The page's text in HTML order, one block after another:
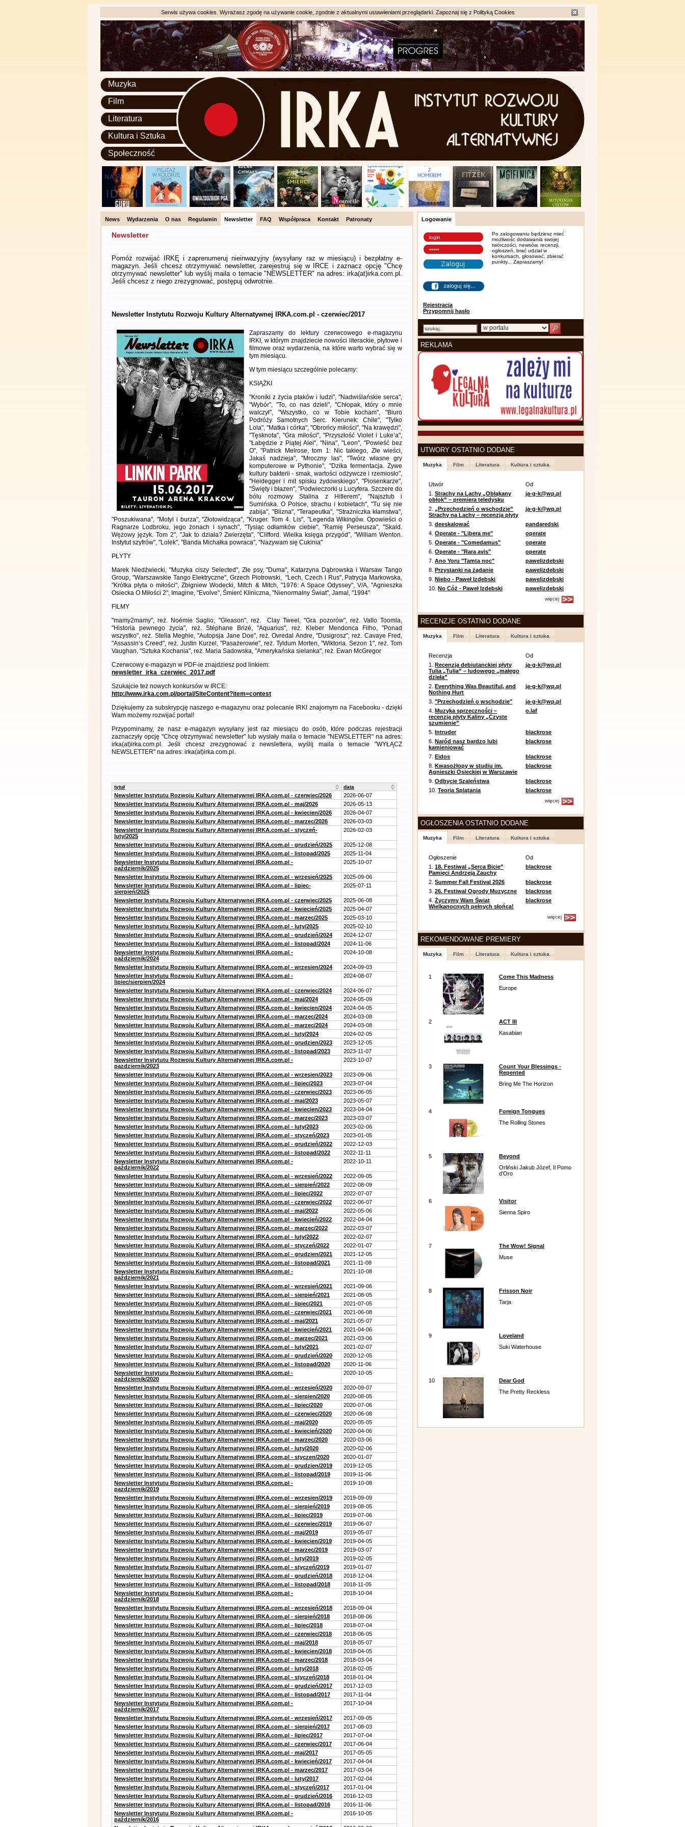
Serwis używa cookies. Wyrażasz zgodę na używanie cookie, zgodnie z aktualnymi ustawieniami przeglądarki. Zapoznaj się z Polityką Cookies
Muzyka
Film
Literatura
Kultura i Sztuka
Społeczność
News Wydarzenia O nas Regulamin Newsletter FAQ Współpraca Kontakt Patronaty
Newsletter
Pomóż rozwijać IRKĘ i zaprenumeruj nieinwazyjny (wysyłany raz w miesiącu) i bezpłatny e-
magazyn. Jeśli chcesz otrzymywać newsletter, zarejestruj się w IRCE i zaznacz opcję "Chcę
otrzymywać newsletter" lub wyślij maila o temacie "NEWSLETTER" na adres: irka(at)irka.com.pl.
Jeśli chcesz z niego zrezygnować, postępuj odwrotnie.
Newsletter Instytutu Rozwoju Kultury Alternatywnej IRKA.com.pl - czerwiec/2017
Zapraszamy do lektury czerwcowego e-magazynu
IRKI, w którym znajdziecie nowości literackie, płytowe i
filmowe oraz wydarzenia, na które warto wybrać się w
tym miesiącu.
W tym miesiącu szczególnie polecamy:
KSIĄŻKI
"Kroniki z życia ptaków i ludzi", "Nadwiślańskie serca",
"Wybór", "To, co nas dzieli", "Chłopak, który o mnie
walczył", "Wszystko, co w Tobie kocham", "Biuro
Podróży Samotnych Serc. Kierunek: Chile", "Tylko
Lola", "Matka i córka", "Obrońcy miłości", "Na krawędzi",
"Tęsknota", "Gra miłości", "Przyszłość Violet i Luke’a",
"Łabędzie z Piątej Alei", "Nina", "Leon", "Powieść bez
O", "Patrick Melrose, tom 1: Nic takiego, Złe wieści,
Jakaś nadzieja", "Mroczny las", "Twórz własne gry
komputerowe w Pythonie", "Dzika fermentacja. Żywe
kultury bakterii - smak, wartości odżywcze i rzemiosło",
"Heidegger i mit spisku żydowskiego", "Piosenkarze",
"Święty i błazen", "Podwieczorki u Lucyfera. Szczere do
bólu rozmowy Stalina z Hitlerem", "Najsztub i
Sumińska. O Polsce, strachu i kobietach", "Tu się nie
zabija", "Blizna", "Terapeutka", "Strażniczka kłamstwa",
"Poszukiwana", "Motyl i burza", "Złotowidząca", "Kruger. Tom 4. Lis", "Legenda Wikingów. Opowieści o
Ragnarze Lodbroku, jego żonach i synach", "Tysiąc odłamków ciebie", "Ramię Perseusza", "Skald.
Wężowy język. Tom 2", "Jak to działa? Zwierzęta", "Clifford. Wielka księga przygód", "William Wenton.
Instytut szyfrów", "Lolek", "Banda Michałka powraca", "Nazywam się Cukinia"
PŁYTY
Marek Niedźwiecki, "Muzyka ciszy Selected", Złe psy, "Duma", Katarzyna Dąbrowska i Warsaw Tango
Group, "Warszawskie Tango Elektryczne", Grzech Piotrowski, "Lech, Czech i Rus", Patrycja Markowska,
"Krótka płyta o miłości", Zbigniew Wodecki, Mitch & Mitch, "1976: A Space Odyssey", V/A, "Agnieszka
Osiecka O Miłości 2", Imagine, "Evolve", Śmierć Kliniczna, "Nienormalny Świat", Jamal, "1994"
FILMY
"mamy2mamy", reż. Noémie Saglio, "Gleason", reż. Clay Tweel, "Gra pozorów", reż. Vallo Toomla,
"Historia pewnego życia", reż. Stéphane Brizé, "Aquarius", reż. Kleber Mendonca Filho, "Ponad
wszystko", reż. Stella Meghie, "Autopsja Jane Doe", reż. Ovredal Andre, "Dusigrosz", reż. Cavaye Fred,
"Assassin’s Creed", reż. Justin Kurzel, "Pasażerowie", reż. Tyldum Morten, "Wiktoria. Sezon 1", reż. Tom
Vaughan, "Sztuka Kochania", reż. Maria Sadowska, "Amerykańska sielanka", reż. Ewan McGregor
Czerwcowy e-magazyn w PDF-ie znajdziesz pod linkiem:
newsletter_irka_czerwiec_2017.pdf
Szukajcie też nowych konkursów w IRCE:
http://www.irka.com.pl/portal/SiteContent?item=contest
Dziękujemy za subskrypcję naszego e-magazynu oraz polecanie IRKI znajomym na Facebooku - dzięki
Wam możemy rozwijać portal!
Przypominamy, że nasz e-magazyn wysyłany jest raz miesiącu do osób, które podczas rejestracji
zaznaczyły opcję "Chcę otrzymywać newsletter" lub wysłały maila o temacie "NEWSLETTER" na adres:
irka(at)irka.com.pl. Jeśli chcesz zrezygnować z newslettera, wyślij maila o temacie "WYŁĄCZ
NEWSLETTER" na adres: irka(at)irka.com.pl.
tytuł data
Newsletter Instytutu Rozwoju Kultury Alternatywnej IRKA.com.pl - czerwiec/2026
2026-06-07
Newsletter Instytutu Rozwoju Kultury Alternatywnej IRKA.com.pl - maj/2026
2026-05-13
Newsletter Instytutu Rozwoju Kultury Alternatywnej IRKA.com.pl - kwiecien/2026
2026-04-07
Newsletter Instytutu Rozwoju Kultury Alternatywnej IRKA.com.pl - marzec/2026
2026-03-03
Newsletter Instytutu Rozwoju Kultury Alternatywnej IRKA.com.pl - styczeń-
luty/2025
2026-02-03
Newsletter Instytutu Rozwoju Kultury Alternatywnej IRKA.com.pl - grudzień/2025
2025-12-08
Newsletter Instytutu Rozwoju Kultury Alternatywnej IRKA.com.pl - listopad/2025
2025-11-04
Newsletter Instytutu Rozwoju Kultury Alternatywnej IRKA.com.pl -
październik/2025
2025-10-07
Newsletter Instytutu Rozwoju Kultury Alternatywnej IRKA.com.pl - wrzesień/2025
2025-09-06
Newsletter Instytutu Rozwoju Kultury Alternatywnej IRKA.com.pl - lipiec-
sierpień/2025
2025-07-11
Newsletter Instytutu Rozwoju Kultury Alternatywnej IRKA.com.pl - czerwiec/2025
2025-06-08
Newsletter Instytutu Rozwoju Kultury Alternatywnej IRKA.com.pl - kwiecień/2025
2025-04-07
Newsletter Instytutu Rozwoju Kultury Alternatywnej IRKA.com.pl - marzec/2025
2025-03-10
Newsletter Instytutu Rozwoju Kultury Alternatywnej IRKA.com.pl - luty/2025
2025-02-10
Newsletter Instytutu Rozwoju Kultury Alternatywnej IRKA.com.pl - grudzień/2024
2024-12-07
Newsletter Instytutu Rozwoju Kultury Alternatywnej IRKA.com.pl - listopad/2024
2024-11-06
Newsletter Instytutu Rozwoju Kultury Alternatywnej IRKA.com.pl -
październik/2024
2024-10-08
Newsletter Instytutu Rozwoju Kultury Alternatywnej IRKA.com.pl - wrzesien/2024
2024-09-03
Newsletter Instytutu Rozwoju Kultury Alternatywnej IRKA.com.pl -
lipiec/sierpien/2024
2024-08-07
Newsletter Instytutu Rozwoju Kultury Alternatywnej IRKA.com.pl - czerwiec/2024
2024-06-07
Newsletter Instytutu Rozwoju Kultury Alternatywnej IRKA.com.pl - maj/2024
2024-05-09
Newsletter Instytutu Rozwoju Kultury Alternatywnej IRKA.com.pl - kwiecien/2024
2024-04-05
Newsletter Instytutu Rozwoju Kultury Alternatywnej IRKA.com.pl - marzec/2024
2024-03-08
Newsletter Instytutu Rozwoju Kultury Alternatywnej IRKA.com.pl - marzec/2024
2024-03-08
Newsletter Instytutu Rozwoju Kultury Alternatywnej IRKA.com.pl - luty/2024
2024-02-05
Newsletter Instytutu Rozwoju Kultury Alternatywnej IRKA.com.pl - grudzien/2023
2023-12-05
Newsletter Instytutu Rozwoju Kultury Alternatywnej IRKA.com.pl - listopad/2023
2023-11-07
Newsletter Instytutu Rozwoju Kultury Alternatywnej IRKA.com.pl -
pazdziernik/2023
2023-10-07
Newsletter Instytutu Rozwoju Kultury Alternatywnej IRKA.com.pl - wrzesien/2023
2023-09-06
Newsletter Instytutu Rozwoju Kultury Alternatywnej IRKA.com.pl - lipiec/2023
2023-07-04
Newsletter Instytutu Rozwoju Kultury Alternatywnej IRKA.com.pl - czerwiec/2023
2023-06-05
Newsletter Instytutu Rozwoju Kultury Alternatywnej IRKA.com.pl - maj/2023
2023-05-07
Newsletter Instytutu Rozwoju Kultury Alternatywnej IRKA.com.pl - kwiecien/2023
2023-04-04
Newsletter Instytutu Rozwoju Kultury Alternatywnej IRKA.com.pl - marzec/2023
2023-03-07
Newsletter Instytutu Rozwoju Kultury Alternatywnej IRKA.com.pl - luty/2023
2023-02-06
Newsletter Instytutu Rozwoju Kultury Alternatywnej IRKA.com.pl - styczeń/2023
2023-01-05
Newsletter Instytutu Rozwoju Kultury Alternatywnej IRKA.com.pl - grudzień/2022
2022-12-03
Newsletter Instytutu Rozwoju Kultury Alternatywnej IRKA.com.pl - listopad/2022
2022-11-11
Newsletter Instytutu Rozwoju Kultury Alternatywnej IRKA.com.pl -
październik/2022
2022-10-11
Newsletter Instytutu Rozwoju Kultury Alternatywnej IRKA.com.pl - wrzesień/2022
2022-09-05
Newsletter Instytutu Rozwoju Kultury Alternatywnej IRKA.com.pl - sierpień/2022
2022-08-09
Newsletter Instytutu Rozwoju Kultury Alternatywnej IRKA.com.pl - lipiec/2022
2022-07-07
Newsletter Instytutu Rozwoju Kultury Alternatywnej IRKA.com.pl - czerwiec/2022
2022-06-07
Newsletter Instytutu Rozwoju Kultury Alternatywnej IRKA.com.pl - maj/2022
2022-05-06
Newsletter Instytutu Rozwoju Kultury Alternatywnej IRKA.com.pl - kwiecień/2022
2022-04-04
Newsletter Instytutu Rozwoju Kultury Alternatywnej IRKA.com.pl - marzec/2022
2022-03-07
Newsletter Instytutu Rozwoju Kultury Alternatywnej IRKA.com.pl - luty/2022
2022-02-07
Newsletter Instytutu Rozwoju Kultury Alternatywnej IRKA.com.pl - styczeń/2022
2022-01-07
Newsletter Instytutu Rozwoju Kultury Alternatywnej IRKA.com.pl - grudzien/2021
2021-12-05
Newsletter Instytutu Rozwoju Kultury Alternatywnej IRKA.com.pl - listopad/2021
2021-11-08
Newsletter Instytutu Rozwoju Kultury Alternatywnej IRKA.com.pl -
październik/2021
2021-10-08
Newsletter Instytutu Rozwoju Kultury Alternatywnej IRKA.com.pl - wrzesień/2021
2021-09-06
Newsletter Instytutu Rozwoju Kultury Alternatywnej IRKA.com.pl - sierpień/2021
2021-08-05
Newsletter Instytutu Rozwoju Kultury Alternatywnej IRKA.com.pl - lipiec/2021
2021-07-05
Newsletter Instytutu Rozwoju Kultury Alternatywnej IRKA.com.pl - czerwiec/2021
2021-06-08
Newsletter Instytutu Rozwoju Kultury Alternatywnej IRKA.com.pl - maj/2021
2021-05-07
Newsletter Instytutu Rozwoju Kultury Alternatywnej IRKA.com.pl - kwiecień/2021
2021-04-06
Newsletter Instytutu Rozwoju Kultury Alternatywnej IRKA.com.pl - marzec/2021
2021-03-06
Newsletter Instytutu Rozwoju Kultury Alternatywnej IRKA.com.pl - luty/2021
2021-02-07
Newsletter Instytutu Rozwoju Kultury Alternatywnej IRKA.com.pl - grudzień/2020
2020-12-05
Newsletter Instytutu Rozwoju Kultury Alternatywnej IRKA.com.pl - listopad/2020
2020-11-06
Newsletter Instytutu Rozwoju Kultury Alternatywnej IRKA.com.pl -
październik/2020
2020-10-05
Newsletter Instytutu Rozwoju Kultury Alternatywnej IRKA.com.pl - wrzesień/2020
2020-09-07
Newsletter Instytutu Rozwoju Kultury Alternatywnej IRKA.com.pl - sierpien/2020
2020-08-05
Newsletter Instytutu Rozwoju Kultury Alternatywnej IRKA.com.pl - lipiec/2020
2020-07-06
Newsletter Instytutu Rozwoju Kultury Alternatywnej IRKA.com.pl - czerwiec/2020
2020-06-08
Newsletter Instytutu Rozwoju Kultury Alternatywnej IRKA.com.pl - maj/2020
2020-05-05
Newsletter Instytutu Rozwoju Kultury Alternatywnej IRKA.com.pl - kwiecień/2020
2020-04-06
Newsletter Instytutu Rozwoju Kultury Alternatywnej IRKA.com.pl - marzec/2020
2020-03-06
Newsletter Instytutu Rozwoju Kultury Alternatywnej IRKA.com.pl - luty/2020
2020-02-06
Newsletter Instytutu Rozwoju Kultury Alternatywnej IRKA.com.pl - styczen/2020
2020-01-07
Newsletter Instytutu Rozwoju Kultury Alternatywnej IRKA.com.pl - grudzien/2019
2019-12-05
Newsletter Instytutu Rozwoju Kultury Alternatywnej IRKA.com.pl - listopad/2019
2019-11-06
Newsletter Instytutu Rozwoju Kultury Alternatywnej IRKA.com.pl -
pazdziernik/2019
2019-10-08
Newsletter Instytutu Rozwoju Kultury Alternatywnej IRKA.com.pl - wrzesien/2019
2019-09-09
Newsletter Instytutu Rozwoju Kultury Alternatywnej IRKA.com.pl - sierpień/2019
2019-08-05
Newsletter Instytutu Rozwoju Kultury Alternatywnej IRKA.com.pl - lipiec/2019
2019-07-06
Newsletter Instytutu Rozwoju Kultury Alternatywnej IRKA.com.pl - czerwiec/2019
2019-06-07
Newsletter Instytutu Rozwoju Kultury Alternatywnej IRKA.com.pl - maj/2019
2019-05-07
Newsletter Instytutu Rozwoju Kultury Alternatywnej IRKA.com.pl - kwiecien/2019
2019-04-05
Newsletter Instytutu Rozwoju Kultury Alternatywnej IRKA.com.pl - marzec/2019
2019-03-07
Newsletter Instytutu Rozwoju Kultury Alternatywnej IRKA.com.pl - luty/2019
2019-02-05
Newsletter Instytutu Rozwoju Kultury Alternatywnej IRKA.com.pl - styczeń/2019
2019-01-07
Newsletter Instytutu Rozwoju Kultury Alternatywnej IRKA.com.pl - grudzień/2018
2018-12-04
Newsletter Instytutu Rozwoju Kultury Alternatywnej IRKA.com.pl - listopad/2018
2018-11-05
Newsletter Instytutu Rozwoju Kultury Alternatywnej IRKA.com.pl -
październik/2018
2018-10-04
Newsletter Instytutu Rozwoju Kultury Alternatywnej IRKA.com.pl - wrzesień/2018
2018-09-04
Newsletter Instytutu Rozwoju Kultury Alternatywnej IRKA.com.pl - sierpień/2018
2018-08-06
Newsletter Instytutu Rozwoju Kultury Alternatywnej IRKA.com.pl - lipiec/2018
2018-07-04
Newsletter Instytutu Rozwoju Kultury Alternatywnej IRKA.com.pl - czerwiec/2018
2018-06-05
Newsletter Instytutu Rozwoju Kultury Alternatywnej IRKA.com.pl - maj/2018
2018-05-07
Newsletter Instytutu Rozwoju Kultury Alternatywnej IRKA.com.pl - kwiecien/2018
2018-04-05
Newsletter Instytutu Rozwoju Kultury Alternatywnej IRKA.com.pl - marzec/2018
2018-03-04
Newsletter Instytutu Rozwoju Kultury Alternatywnej IRKA.com.pl - luty/2018
2018-02-05
Newsletter Instytutu Rozwoju Kultury Alternatywnej IRKA.com.pl - styczeń/2018
2018-01-04
Newsletter Instytutu Rozwoju Kultury Alternatywnej IRKA.com.pl - grudzień/2017
2017-12-03
Newsletter Instytutu Rozwoju Kultury Alternatywnej IRKA.com.pl - listopad/2017
2017-11-04
Newsletter Instytutu Rozwoju Kultury Alternatywnej IRKA.com.pl -
październik/2017
2017-10-04
Newsletter Instytutu Rozwoju Kultury Alternatywnej IRKA.com.pl - wrzesień/2017
2017-09-05
Newsletter Instytutu Rozwoju Kultury Alternatywnej IRKA.com.pl - sierpień/2017
2017-08-03
Newsletter Instytutu Rozwoju Kultury Alternatywnej IRKA.com.pl - lipiec/2017
2017-07-04
Newsletter Instytutu Rozwoju Kultury Alternatywnej IRKA.com.pl - czerwiec/2017
2017-06-04
Newsletter Instytutu Rozwoju Kultury Alternatywnej IRKA.com.pl - maj/2017
2017-05-05
Newsletter Instytutu Rozwoju Kultury Alternatywnej IRKA.com.pl - kwiecień/2017
2017-04-04
Newsletter Instytutu Rozwoju Kultury Alternatywnej IRKA.com.pl - marzec/2017
2017-03-04
Newsletter Instytutu Rozwoju Kultury Alternatywnej IRKA.com.pl - luty/2017
2017-02-04
Newsletter Instytutu Rozwoju Kultury Alternatywnej IRKA.com.pl - styczeń/2017
2017-01-04
Newsletter Instytutu Rozwoju Kultury Alternatywnej IRKA.com.pl - grudzień/2016
2016-12-03
Newsletter Instytutu Rozwoju Kultury Alternatywnej IRKA.com.pl - listopad/2016
2016-11-06
Newsletter Instytutu Rozwoju Kultury Alternatywnej IRKA.com.pl -
październik/2016
2016-10-05
Logowanie
Rejestracja
Przypomnij hasło
Po zalogowaniu będziesz mieć
możliwośc dodawania swojej
twórczości, newsów, recenzji,
ogłoszeń, brać udział w
konkursach, głosować, zbierać
punkty... Zapraszamy!
REKLAMA
UTWORY OSTATNIO DODANE
Muzyka Film Literatura Kultura i sztuka
Utwór
Od
1.Strachy na Lachy „Obłąkany
obłok” – premiera teledysku
ja-g-k@wp.pl
2.„Przechodzień o wschodzie”
Strachy na Lachy – recenzja płyty
ja-g-k@wp.pl
3.deeskalować
pandaredski
4.Operate - "Libera me"
operate
5.Operate - "Comedamus"
operate
6.Operate - "Rara avis"
operate
7.Ano Yoru "Tamta noc"
pawelizdebski
8.Przystanki na żądanie
pawelizdebski
9.Niebo - Paweł Izdebski
pawelizdebski
10.No Cóż - Paweł Izdebski pawelizdebski
więcej
RECENZJE OSTATNIO DODANE
Muzyka Film Literatura Kultura i sztuka
Recenzja
Od
1.Recenzja debiutanckiej płyty
Tulia „Tulia” – ludowego „małego
dzieła”
ja-g-k@wp.pl
2.Everything Was Beautiful, and
Nothing Hurt
ja-g-k@wp.pl
3."Przechodzień o wschodzie"
ja-g-k@wp.pl
4.Muzyka sprzeczności –
recenzja płyty Kaliny „Czyste
szumienie”
o.laf
5.Intruder
blackrose
6.Naród nasz bardzo lubi
kamieniować
blackrose
7.Eidos
blackrose
8.Kwasożłopy w studiu im.
Agnieszki Osieckiej w Warszawie
blackrose
9.Odbycie Szaleństwa
blackrose
10.Teoria Splątania blackrose
więcej
OGŁOSZENIA OSTATNIO DODANE
Muzyka Film Literatura Kultura i sztuka
Ogłoszenie
Od
1.18. Festiwal „Serca Bicie”
Pamięci Andrzeja Zauchy
blackrose
2.Summer Fall Festival 2026
blackrose
3.26. Festiwal Ogrody Muzyczne
blackrose
4.Życzymy Wam Świąt
Wielkanocnych pełnych słońca!
blackrose
więcej
REKOMENDOWANE PREMIERY
Muzyka Film Literatura Kultura i sztuka
1
Come This Madness
Europe
2
ACT III
Kasabian
3
Count Your Blessings -
Repented
Bring Me The Horizon
4
Foreign Tongues
The Rolling Stones
5
Beyond
Orliński Jakub Józef, Il Pomo
d'Oro
6
Visitor
Sienna Spiro
7
The Wow! Signal
Muse
8
Frisson Noir
Tarja
9
Loveland
Suki Waterhouse
10
Dear God
The Pretty Reckless